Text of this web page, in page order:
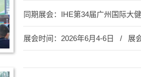
同期展会： IHE第34届广州国际大
展会时间：2026年6月4-6日 / 展